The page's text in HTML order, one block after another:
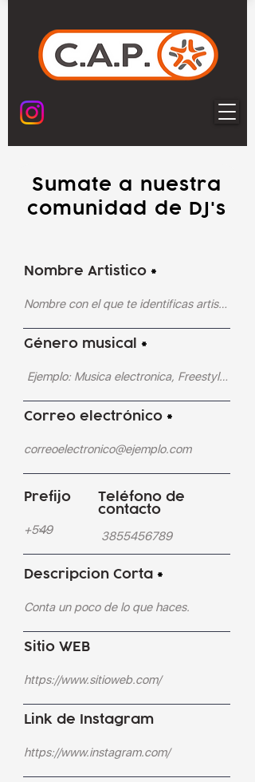
Sumate a nuestra
comunidad de DJ's
Nombre Artistico
Género musical
Correo electrónico
Prefijo Teléfono de
contacto
Descripcion Corta
Sitio WEB
Link de Instagram